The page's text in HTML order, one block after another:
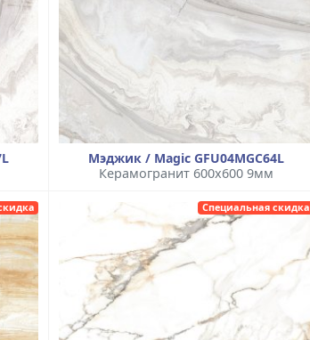
Мэджик / Magic GFU04MGC64L
Керамогранит 600x600 9мм
Специальная скидка